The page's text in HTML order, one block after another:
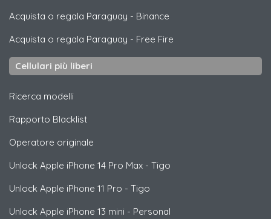
Acquista o regala Paraguay - Binance
Acquista o regala Paraguay - Free Fire
Cellulari più liberi
Ricerca modelli
Rapporto Blacklist
Operatore originale
Unlock Apple iPhone 14 Pro Max - Tigo
Unlock Apple iPhone 11 Pro - Tigo
Unlock Apple iPhone 13 mini - Personal